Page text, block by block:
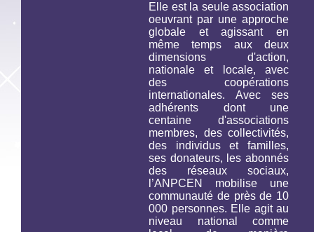
Elle est la seule association
oeuvrant par une approche
globale et agissant en
même temps aux deux
dimensions d'action,
nationale et locale, avec
des coopérations
internationales. Avec ses
adhérents dont une
centaine d'associations
membres, des collectivités,
des individus et familles,
ses donateurs, les abonnés
des réseaux sociaux,
l’ANPCEN mobilise une
communauté de près de 10
000 personnes. Elle agit au
niveau national comme